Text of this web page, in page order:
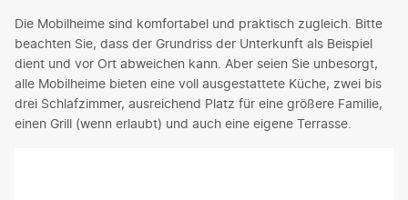
Die Mobilheime sind komfortabel und praktisch zugleich. Bitte
beachten Sie, dass der Grundriss der Unterkunft als Beispiel
dient und vor Ort abweichen kann. Aber seien Sie unbesorgt,
alle Mobilheime bieten eine voll ausgestattete Küche, zwei bis
drei Schlafzimmer, ausreichend Platz für eine größere Familie,
einen Grill (wenn erlaubt) und auch eine eigene Terrasse.